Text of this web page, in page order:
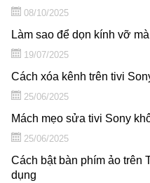
08/10/2025
Làm sao để dọn kính vỡ
19/07/2025
Cách xóa kênh trên tivi
25/06/2025
Mách mẹo sửa tivi Sony
25/06/2025
Cách bật bàn phím ảo
dụng